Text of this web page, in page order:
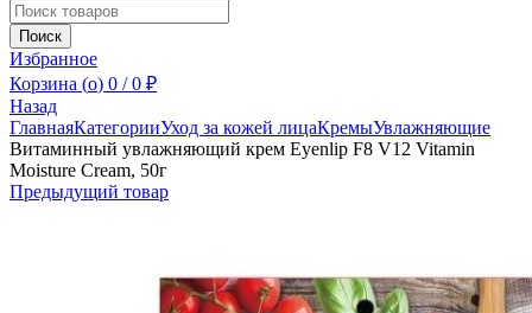
Зарегистрироваться
Поиск
Избранное
Корзина (o) 0 / 0 ₽
Назад
ГлавнаяКатегорииУход за кожей лицаКремыУвлажняющие
Витаминный увлажняющий крем Eyenlip F8 V12 Vitamin
Moisture Cream, 50г
Предыдущий товар